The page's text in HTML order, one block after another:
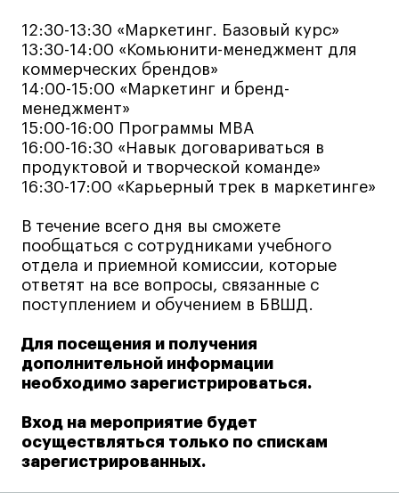
Графический дизайнер
Цифровой маркетолог
Технолог-конструктор одежды
Коммерческий фотограф
Все программы
Интенсивы
Среднесрочные
Долгосрочные
О школе
Новости
События
Блог
12:30-13:30 «Маркетинг. Базовый курс»
13:30-14:00 «Комьюнити-менеджмент для
коммерческих брендов»
14:00-15:00 «Маркетинг и бренд-
менеджмент»
15:00-16:00 Программы MBA
16:00-16:30 «Навык договариваться в
продуктовой и творческой команде»
16:30-17:00 «Карьерный трек в маркетинге»
В течение всего дня вы сможете
пообщаться с сотрудниками учебного
отдела и приемной комиссии, которые
ответят на все вопросы, связанные с
поступлением и обучением в БВШД.
Для посещения и получения
дополнительной информации
необходимо зарегистрироваться.
Вход на мероприятие будет
осуществляться только по спискам
зарегистрированных.